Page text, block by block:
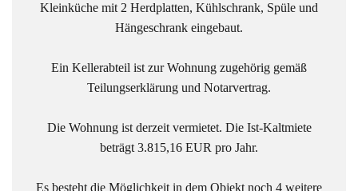
Kleinküche mit 2 Herdplatten, Kühlschrank, Spüle und
Hängeschrank eingebaut.
Ein Kellerabteil ist zur Wohnung zugehörig gemäß
Teilungserklärung und Notarvertrag.
Die Wohnung ist derzeit vermietet. Die Ist-Kaltmiete
beträgt 3.815,16 EUR pro Jahr.
Es besteht die Möglichkeit in dem Objekt noch 4 weitere